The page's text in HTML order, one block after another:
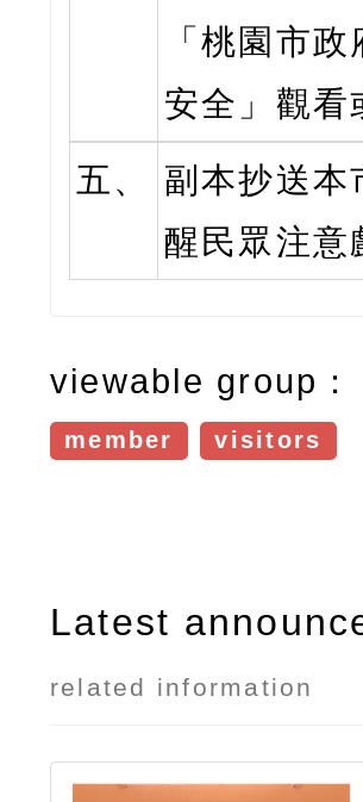
「桃園市
安全」觀看
五、
副本抄送本
醒民眾注意
viewable group：
member visitors
Latest
related information